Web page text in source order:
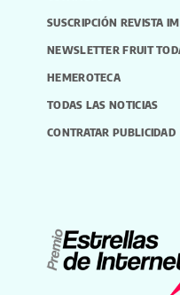
SUSCRIPCIÓN REVISTA
NEWSLETTER FRUIT
HEMEROTECA
TODAS LAS NOTICIAS
CONTRATAR PUBLICIDAD